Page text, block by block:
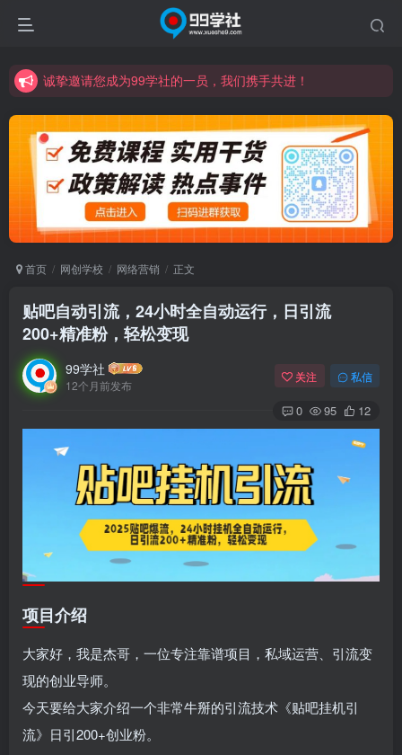
诚挚邀请您成为99学社的一员，我们携手共进！
诚挚邀请您成为99学社的一员，我们携手共进！
学习路上不孤独，99学社与你同行！分享全网优质VIP资源，炒股教程、创业教程、网络营销教程、自媒体短视频教程等，长期更新各大精品创业项目！
首页 网创学校 网络营销 正文
贴吧自动引流，24小时全自动运行，日引流
200+精准粉，轻松变现
99学社
12个月前发布
关注 私信
0 95 12
项目介绍
大家好，我是杰哥，一位专注靠谱项目，私域运营、引流变
现的创业导师。
今天要给大家介绍一个非常牛掰的引流技术《贴吧挂机引
流》日引200+创业粉。